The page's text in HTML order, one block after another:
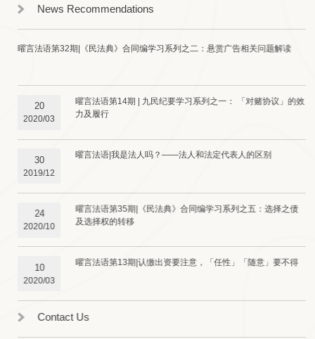
News Recommendations
曜言法语第32期|《民法典》合同编学习系列之二：悬赏广告相关问题解读
20
2020/03
曜言法语第14期 | 九民纪要学习系列之一： 「对赌协议」的效
力及履行
30
2019/12
曜言法语​|我是法人吗？——法人和法定代表人的区别
24
2020/10
曜言法语第35期|《民法典》合同编学习系列之五：选择之债
及选择权的转移
10
2020/03
曜言法语第13期|认缴出资要注意，「任性」「随意」要不得
Contact Us